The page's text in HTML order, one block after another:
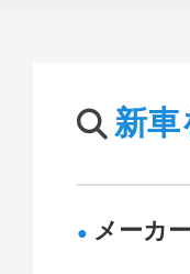
新車
メーカ